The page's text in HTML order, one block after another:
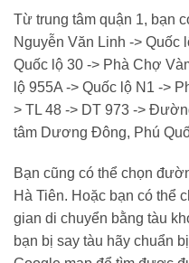
Từ trung tâm quận 1, bạn
Nguyễn Văn Linh -> Quốc
Quốc lộ 30 -> Phà Chợ
lộ 955A -> Quốc lộ N1 ->
> TL 48 -> DT 973 ->
tâm Dương Đông, Phú
Bạn cũng có thể chọn
Hà Tiên. Hoặc bạn có thể
gian di chuyển bằng tàu
bạn bị say tàu hãy chuẩn